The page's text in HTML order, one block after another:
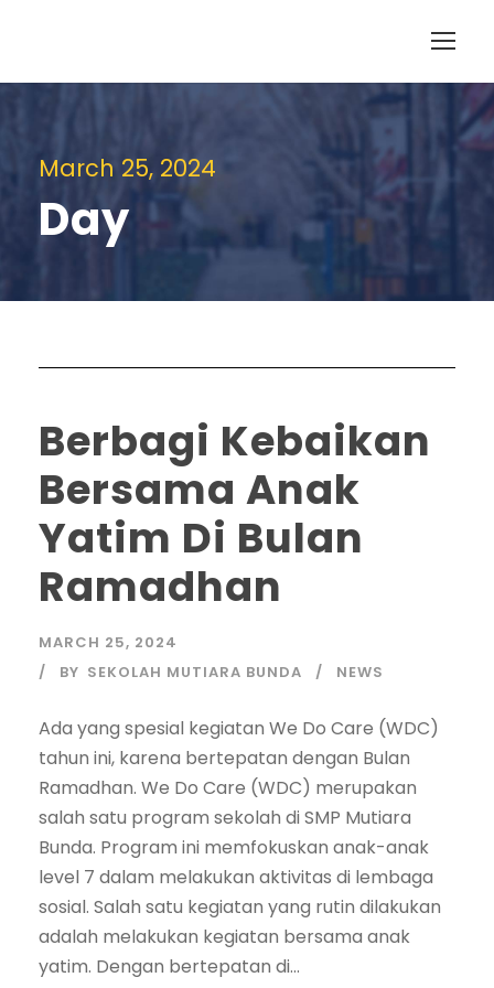
March 25, 2024
Day
Berbagi Kebaikan
Bersama Anak
Yatim Di Bulan
Ramadhan
MARCH 25, 2024
BY SEKOLAH MUTIARA BUNDA NEWS
Ada yang spesial kegiatan We Do Care (WDC)
tahun ini, karena bertepatan dengan Bulan
Ramadhan. We Do Care (WDC) merupakan
salah satu program sekolah di SMP Mutiara
Bunda. Program ini memfokuskan anak-anak
level 7 dalam melakukan aktivitas di lembaga
sosial. Salah satu kegiatan yang rutin dilakukan
adalah melakukan kegiatan bersama anak
yatim. Dengan bertepatan di...